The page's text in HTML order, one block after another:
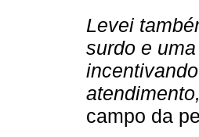
Levei
surdo e
campo da